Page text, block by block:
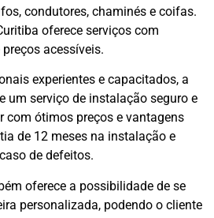
condutores, chaminés e coifas.
oferece serviços com
acessíveis.
experientes e capacitados, a
um serviço de instalação seguro e
com ótimos preços e vantagens
de 12 meses na instalação e
de defeitos.
oferece a possibilidade de se
personalizada, podendo o cliente